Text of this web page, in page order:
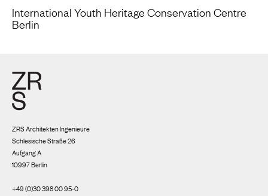
International Youth Heritage Conservation Centre
Berlin
ZRS Architekten Ingenieure
Schlesische Straße 26
Aufgang A
10997 Berlin
+49 (0)30 398 00 95-0